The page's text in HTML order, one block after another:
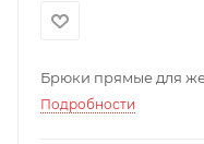
Брюки прямые для
Подробности